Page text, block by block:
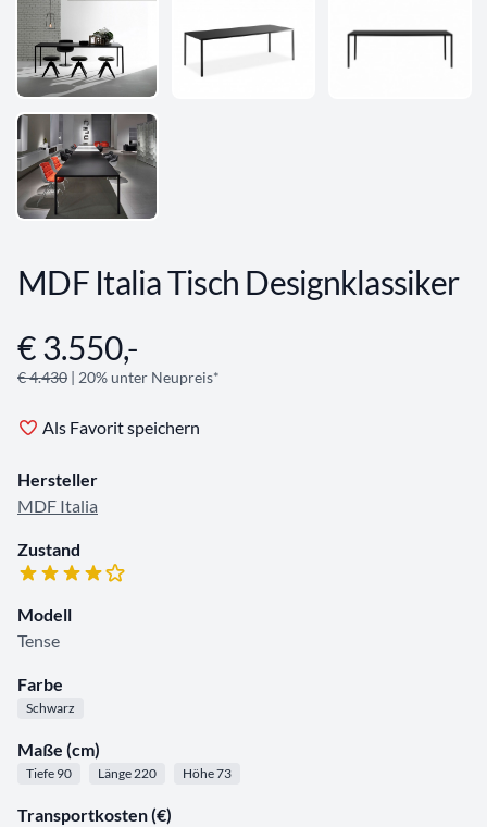
MDF Italia Tisch Designklassiker
Angebotsinformationen
€ 3.550,-
€ 4.430 | 20% unter Neupreis*
Als Favorit speichern
Hersteller
MDF Italia
Zustand
Modell
Tense
Farbe
Schwarz
Maße (cm)
Tiefe 90 Länge 220 Höhe 73
Transportkosten (€)